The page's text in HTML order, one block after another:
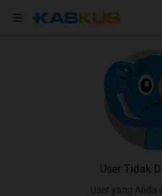
User Tidak
User yang Anda